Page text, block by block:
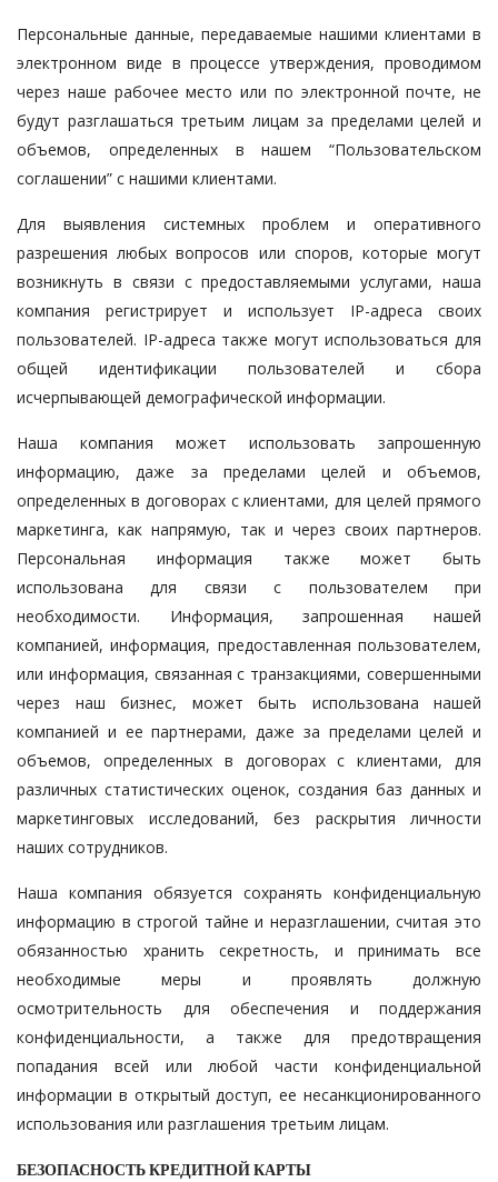
Персональные данные, передаваемые нашими клиентами в
электронном виде в процессе утверждения, проводимом
через наше рабочее место или по электронной почте, не
будут разглашаться третьим лицам за пределами целей и
объемов, определенных в нашем “Пользовательском
соглашении” с нашими клиентами.
Для выявления системных проблем и оперативного
разрешения любых вопросов или споров, которые могут
возникнуть в связи с предоставляемыми услугами, наша
компания регистрирует и использует IP-адреса своих
пользователей. IP-адреса также могут использоваться для
общей идентификации пользователей и сбора
исчерпывающей демографической информации.
Наша компания может использовать запрошенную
информацию, даже за пределами целей и объемов,
определенных в договорах с клиентами, для целей прямого
маркетинга, как напрямую, так и через своих партнеров.
Персональная информация также может быть
использована для связи с пользователем при
необходимости. Информация, запрошенная нашей
компанией, информация, предоставленная пользователем,
или информация, связанная с транзакциями, совершенными
через наш бизнес, может быть использована нашей
компанией и ее партнерами, даже за пределами целей и
объемов, определенных в договорах с клиентами, для
различных статистических оценок, создания баз данных и
маркетинговых исследований, без раскрытия личности
наших сотрудников.
Наша компания обязуется сохранять конфиденциальную
информацию в строгой тайне и неразглашении, считая это
обязанностью хранить секретность, и принимать все
необходимые меры и проявлять должную
осмотрительность для обеспечения и поддержания
конфиденциальности, а также для предотвращения
попадания всей или любой части конфиденциальной
информации в открытый доступ, ее несанкционированного
использования или разглашения третьим лицам.
БЕЗОПАСНОСТЬ КРЕДИТНОЙ КАРТЫ